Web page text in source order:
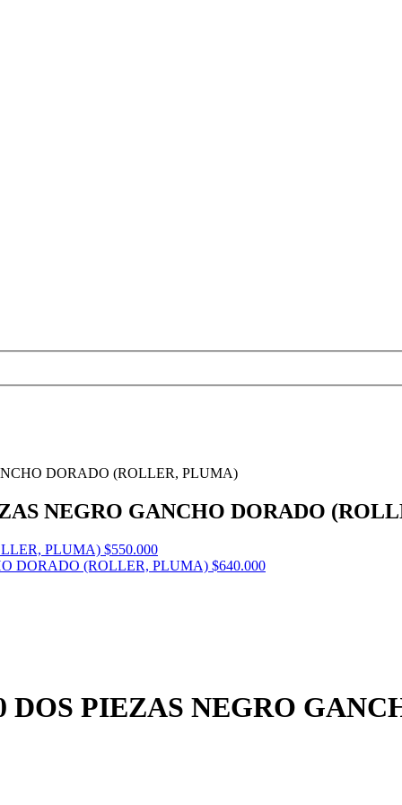
DORADO (ROLLER, PLUMA)
NEGRO GANCHO DORADO
PLUMA) $550.000
DORADO (ROLLER, PLUMA) $640.000
DOS PIEZAS NEGRO